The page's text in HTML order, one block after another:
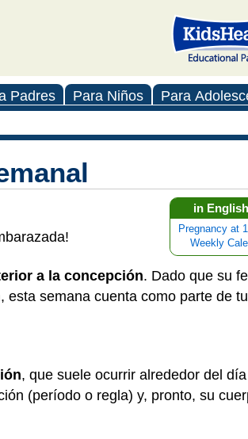
Padres Para Niños Para
in English
Pregnancy at
Weekly
a la concepción. Dado que su
semana cuenta como parte de tu
, que suele ocurrir alrededor del
(período o regla) y, pronto, su